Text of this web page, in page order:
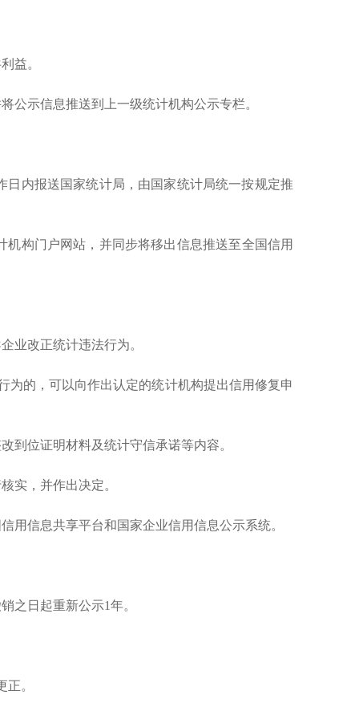
益。
示信息推送到上一级统计机构公示专栏。
日内报送国家统计局，由国家统计局统一按规定推
构门户网站，并同步将移出信息推送至全国信用
业改正统计违法行为。
为的，可以向作出认定的统计机构提出信用修复申
位证明材料及统计守信承诺等内容。
实，并作出决定。
用信息共享平台和国家企业信用信息公示系统。
之日起重新公示1年。
正。